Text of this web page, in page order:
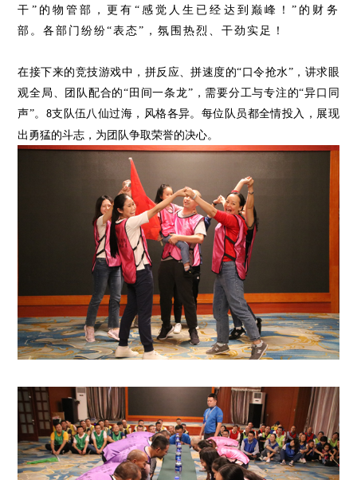
干”的物管部，更有“感觉人生已经达到巅峰！”的财务
部。各部门纷纷“表态”，氛围热烈、干劲实足！
在接下来的竞技游戏中，拼反应、拼速度的“口令抢水”，讲求眼
观全局、团队配合的“田间一条龙”，需要分工与专注的“异口同
声”。 8支队伍八仙过海，风格各异。每位队员都全情投入，展现
出勇猛的斗志，为团队争取荣誉的决心。